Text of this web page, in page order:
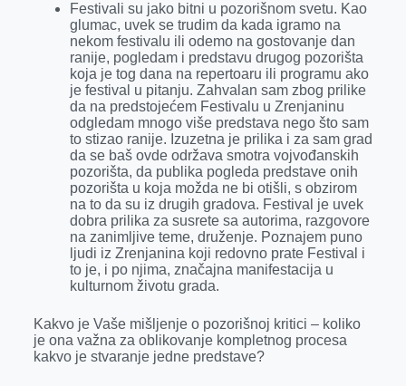
Festivali su jako bitni u pozorišnom svetu. Kao
glumac, uvek se trudim da kada igramo na
nekom festivalu ili odemo na gostovanje dan
ranije, pogledam i predstavu drugog pozorišta
koja je tog dana na repertoaru ili programu ako
je festival u pitanju. Zahvalan sam zbog prilike
da na predstojećem Festivalu u Zrenjaninu
odgledam mnogo više predstava nego što sam
to stizao ranije. Izuzetna je prilika i za sam grad
da se baš ovde održava smotra vojvođanskih
pozorišta, da publika pogleda predstave onih
pozorišta u koja možda ne bi otišli, s obzirom
na to da su iz drugih gradova. Festival je uvek
dobra prilika za susrete sa autorima, razgovore
na zanimljive teme, druženje. Poznajem puno
ljudi iz Zrenjanina koji redovno prate Festival i
to je, i po njima, značajna manifestacija u
kulturnom životu grada.
Kakvo je Vaše mišljenje o pozorišnoj kritici – koliko
je ona važna za oblikovanje kompletnog procesa
kakvo je stvaranje jedne predstave?